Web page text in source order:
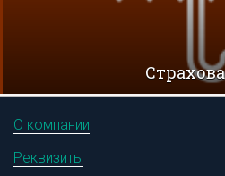
О компании
Реквизиты